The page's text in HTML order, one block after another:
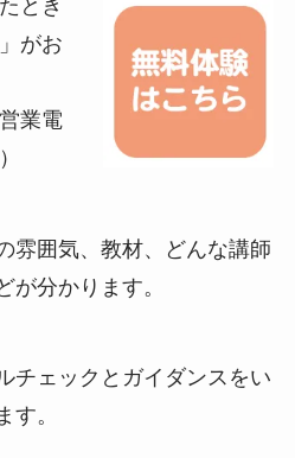
とき
がお
業電
雰囲気、教材、どんな講師
が分かります。
チェックとガイダンスをい
す。